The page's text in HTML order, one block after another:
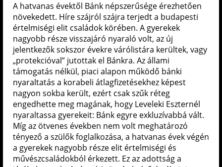
A hatvanas évektől Bánk népszerűsége érezhetően
növekedett. Híre szájról szájra terjedt a budapesti
értelmiségi elit családok körében. A gyerekek
nagyobb része visszajáró nyaraló volt, az új
jelentkezők sokszor évekre várólistára kerültek, vagy
„protekcióval” jutottak el Bánkra. Az állami
támogatás nélkül, piaci alapon működő bánki
nyaraltatás a korabeli átlagfizetésekhez képest
nagyon sokba került, ezért csak szűk réteg
engedhette meg magának, hogy Leveleki Eszternél
nyaraltassa gyerekeit: Bánk egyre exkluzívabbá vált.
Míg az ötvenes években nem volt meghatározó
tényező a szülők foglalkozása, a hatvanas évek végén
a gyerekek nagyobb része elit értelmiségi és
művészcsaládokból érkezett. Ez az adottság a